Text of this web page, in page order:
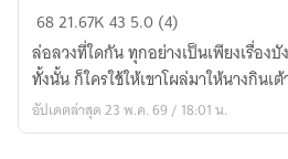
ข้า
ถูก
พระเอก
กล่าว
หา
6821.67K43 5.0 (4)
ล่อลวงที่ใดกัน ทุกอย่างเป็นเพียงเรื่อง
ทั้งนั้น ก็ใครใช้ให้เขาโผล่มาให้นางกินเ
อัปเดตล่าสุด 23 พ.ค. 69 / 18:01 น.